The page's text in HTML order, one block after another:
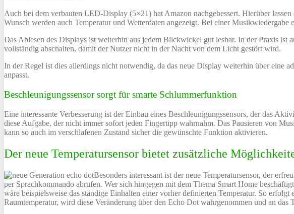
Auch bei dem verbauten LED-Display (5×21) hat Amazon nachgebessert. Hierüber
Wunsch werden auch Temperatur und Wetterdaten angezeigt. Bei einer
Das Ablesen des Displays ist weiterhin aus jedem Blickwickel gut lesbar. In der Praxis ist
vollständig abschalten, damit der Nutzer nicht in der Nacht von dem Licht gestört wird.
In der Regel ist dies allerdings nicht notwendig, da das neue Display weiterhin über eine
anpasst.
Beschleunigungssensor sorgt für smarte Schlummerfunktion
Eine interessante Verbesserung ist der Einbau eines Beschleunigungssensors, der das
diese Aufgabe, der nicht immer sofort jeden Fingertipp wahrnahm. Das Pausieren von
kann so auch im verschlafenen Zustand sicher die gewünschte Funktion aktivieren.
Der neue Temperatursensor bietet zusätzliche
Besonders interessant ist der neue Temperatursensor, der
per Sprachkommando abrufen. Wer sich hingegen mit dem Thema Smart Home
wäre beispielsweise das ständige Einhalten einer vorher definierten Temperatur. So
Raumtemperatur, wird diese Veränderung über den Echo Dot wahrgenommen und an das